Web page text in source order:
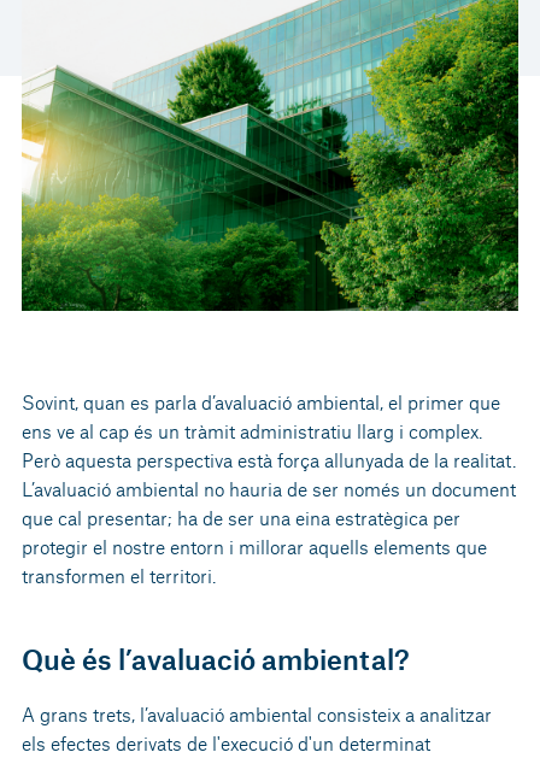
Sovint, quan es parla d’avaluació ambiental, el primer que
ens ve al cap és un tràmit administratiu llarg i complex.
Però aquesta perspectiva està força allunyada de la realitat.
L’avaluació ambiental no hauria de ser només un document
que cal presentar; ha de ser una eina estratègica per
protegir el nostre entorn i millorar aquells elements que
transformen el territori.
Què és l’avaluació ambiental?
A grans trets, l’avaluació ambiental consisteix a analitzar
els efectes derivats de l'execució d'un determinat